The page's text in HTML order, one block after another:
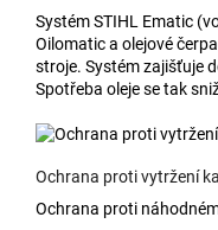
Systém STIHL Ematic
Oilomatic a olejové
stroje. Systém zajišťuje
Spotřeba oleje se tak
Ochrana proti vytržení
Ochrana proti